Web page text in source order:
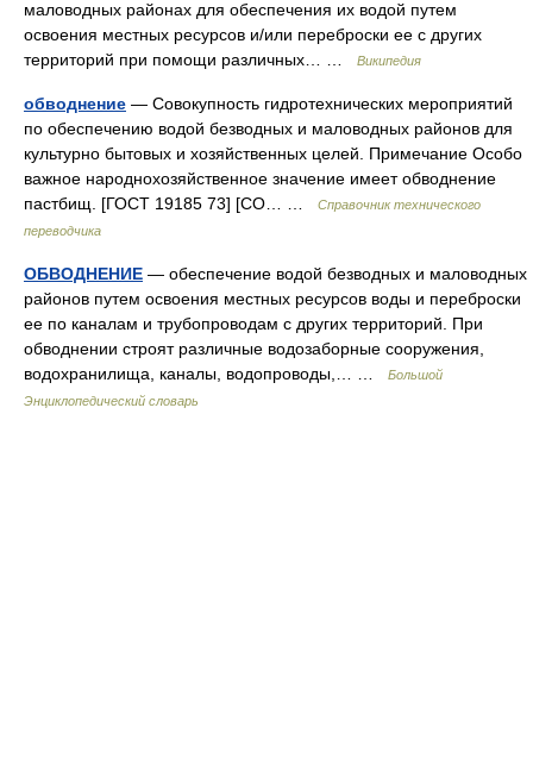
маловодных районах для обеспечения их водой путем
освоения местных ресурсов и/или переброски ее с других
территорий при помощи различных… …
Википедия
обводнение — Совокупность гидротехнических мероприятий
по обеспечению водой безводных и маловодных районов для
культурно бытовых и хозяйственных целей. Примечание Особо
важное народнохозяйственное значение имеет обводнение
пастбищ. [ГОСТ 19185 73] [СО… …
Справочник технического
переводчика
ОБВОДНЕНИЕ — обеспечение водой безводных и маловодных
районов путем освоения местных ресурсов воды и переброски
ее по каналам и трубопроводам с других территорий. При
обводнении строят различные водозаборные сооружения,
водохранилища, каналы, водопроводы,… …
Большой
Энциклопедический словарь